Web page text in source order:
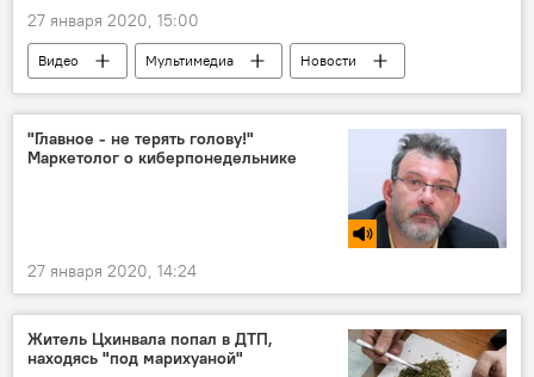
27 января 2020, 15:00
Видео Мультимедиа Новости
"Главное - не терять голову!"
Маркетолог о киберпонедельнике
27 января 2020, 14:24
Житель Цхинвала попал в ДТП,
находясь "под марихуаной"